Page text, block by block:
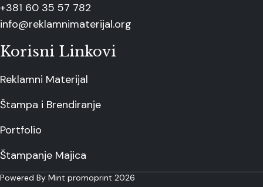
+381 60 35 57 782
info@reklamnimaterijal.org
Korisni Linkovi
Reklamni Materijal
Štampa i Brendiranje
Portfolio
Štampanje Majica
Powered By Mint promoprint 2026